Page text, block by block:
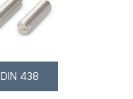
DIN 438